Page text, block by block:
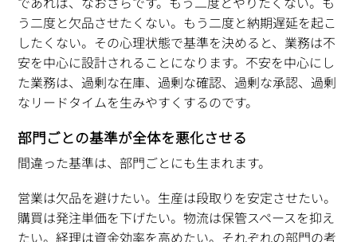
う二度と欠品させたくない。もう二度と納期遅延を起こ
したくない。その心理状態で基準を決めると、業務は不
安を中心に設計されることになります。不安を中心にし
た業務は、過剰な在庫、過剰な確認、過剰な承認、過剰
なリードタイムを生みやすくするのです。
部門ごとの基準が全体を悪化させる
間違った基準は、部門ごとにも生まれます。
営業は欠品を避けたい。生産は段取りを安定させたい。
購買は発注単価を下げたい。物流は保管スペースを抑え
たい。経理は資金効率を高めたい。それぞれの部門の考